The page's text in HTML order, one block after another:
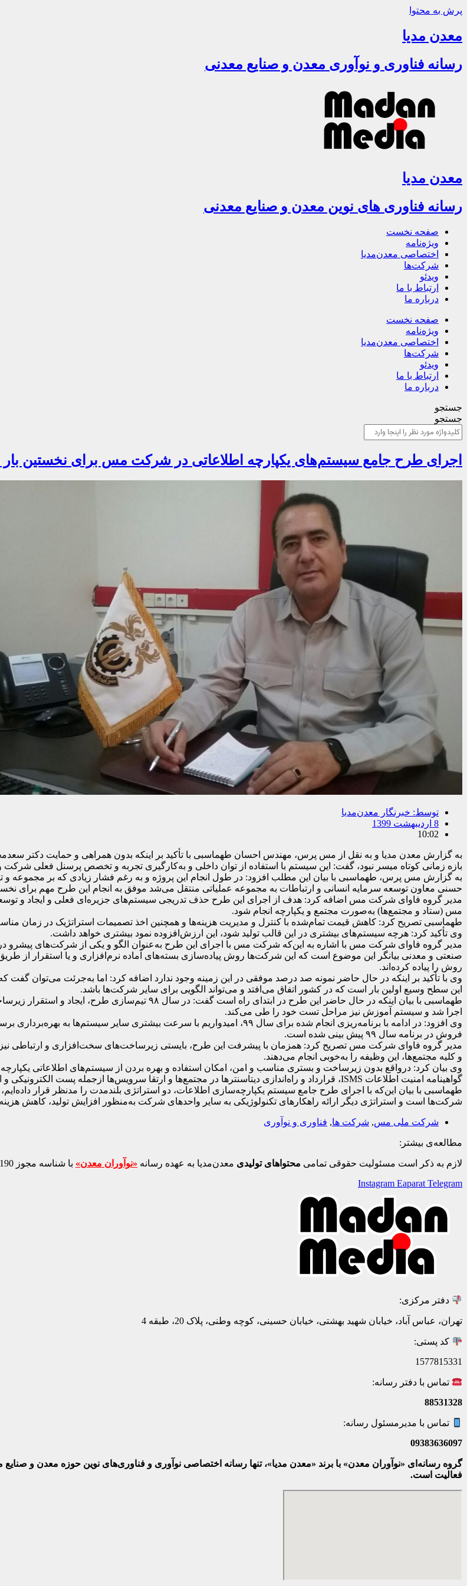
پرش به محتوا
معدن مدیا
رسانه فناوری و نوآوری معدن و صنایع معدنی
معدن مدیا
رسانه فناوری های نوین معدن و صنایع معدنی
صفحه نخست
ویژه‌نامه
اختصاصی معدن‌مدیا
شرکت‌ها
ویدئو
ارتباط با ما
درباره ما
صفحه نخست
ویژه‌نامه
اختصاصی معدن‌مدیا
شرکت‌ها
ویدئو
ارتباط با ما
درباره ما
جستجو
جستجو
اجرای طرح جامع سیستم‌های یکپارچه اطلاعاتی در شرکت مس برای نخستین بار
توسط: خبرنگار معدن‌مدیا
8 اردیبهشت 1399
10:02
به گزارش معدن مدیا و به نقل از مس پرس، مهندس احسان طهماسبی با تأکید بر اینکه بدون همراهی و حمایت دکتر
بازه زمانی کوتاه میسر نبود، گفت: این سیستم با استفاده از توان داخلی و به‌کارگیری تجربه و تخصص پرسنل
به گزارش مس پرس، طهماسبی با بیان این مطلب افزود: در طول انجام این پروژه و به رغم فشار زیادی که بر مجموعه و
حسنی معاون توسعه سرمایه انسانی و ارتباطات به مجموعه عملیاتی منتقل می‌شد موفق به انجام این طرح مهم برای
مدیر گروه فاوای شرکت مس اضافه کرد: هدف از اجرای این طرح حذف تدریجی سیستم‌های جزیره‌ای فعلی و ایجاد و
مس (ستاد و مجتمع‌ها) به‌صورت مجتمع و یکپارچه انجام شود.
طهماسبی تصریح کرد: کاهش قیمت تمام‌شده با کنترل و مدیریت هزینه‌ها و همچنین اخذ تصمیمات استراتژیک در زمان
وی تأکید کرد: هرچه سیستم‌های بیشتری در این قالب تولید شود، این ارزش‌افزوده نمود بیشتری خواهد داشت.
مدیر گروه فاوای شرکت مس با اشاره به این‌که شرکت مس با اجرای این طرح به‌عنوان الگو و یکی از شرکت‌های
صنعتی و معدنی بیانگر این موضوع است که این شرکت‌ها روش پیاده‌سازی بسته‌های آماده نرم‌افزاری و یا استقرار از
روش را پیاده کرده‌اند.
وی با تأکید بر اینکه در حال حاضر نمونه صد درصد موفقی در این زمینه وجود ندارد اضافه کرد: اما به‌جرئت می‌توان گفت که
این سطح وسیع اولین بار است که در کشور اتفاق می‌افتد و می‌تواند الگویی برای سایر شرکت‌ها باشد.
طهماسبی با بیان اینکه در حال حاضر این طرح در ابتدای
اجرا شد و سیستم آموزش نیز مراحل تست خود را طی می‌کند.
وی افزود: در ادامه با برنامه‌ریزی انجام شده برای سال ۹۹، امیدواریم با سرعت
فروش در برنامه سال ۹۹ پیش بینی شده است.
مدیر گروه فاوای شرکت مس تصریح کرد: همزمان با پیشرفت این طرح، بایستی زیرساخت‌های سخت‌افزاری و ارتباطی
و کلیه مجتمع‌ها، این وظیفه را به‌خوبی انجام می‌دهند.
وی بیان کرد: درواقع بدون زیرساخت و بستری مناسب و امن، امکان استفاده و بهره بردن از سیستم‌های اطلاعاتی
گواهینامه امنیت اطلاعات ISMS، قرارداد و راه‌اندازی دیتاسنترها در مجتمع‌ها و ارتقا سرویس‌ها ازجمله پست الکترونیکی و اتوماسیون مکاتبات اداری تحت وب نام برد.
طهماسبی با بیان این‌که با اجرای طرح جامع سیستم یکپارچه‌سازی اطلاعات، دو استراتژی بلندمدت را مدنظر قرار
شرکت‌ها است و استراتژی دیگر ارائه راهکارهای تکنولوژیکی به سایر واحدهای شرکت به‌منظور افزایش تولید، کاهش
شرکت ملی مس, شرکت ها, فناوری و نوآوری
مطالعه‌ی بیشتر:
لازم به ذکر است مسئولیت حقوقی تمامی محتواهای تولیدی معدن‌مدیا به عهده رسانه «نوآوران معدن» با شناسه مجوز 88190 می‌باشد؛ سایر محتواهای درج‌شده بازنشر و با ذکر منبع است.
Instagram Eaparat Telegram
دفتر مرکزی:
تهران، عباس آباد، خیابان شهید بهشتی، خیابان حسینی، کوچه وطنی، پلاک 20، طبقه 4
کد پستی:
1577815331
تماس با دفتر رسانه:
88531328
تماس با مدیرمسئول رسانه:
09383636097
گروه رسانه‌ای «نوآوران معدن» با برند «معدن مدیا»، تنها رسانه اختصاصی نوآوری و فناوری‌های نوین حوزه معدن و
فعالیت است.